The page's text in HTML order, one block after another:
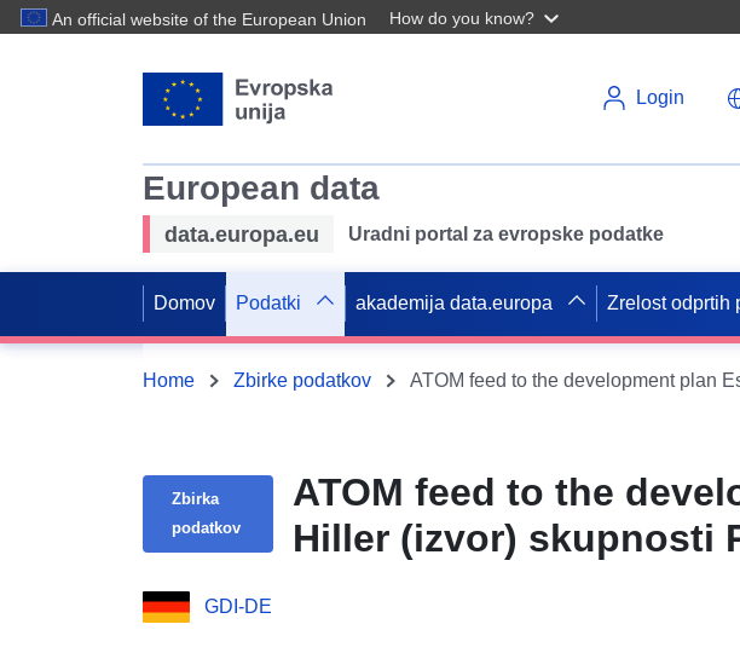
An official website of the European Union How do you know?
Login
European data
data.europa.eu Uradni portal za evropske podatke
Domov Podatki akademija data.europa Zrelost odprtih
Home Zbirke podatkov
Zbirka
podatkov
ATOM feed to the
Hiller (izvor) skupnosti
GDI-DE